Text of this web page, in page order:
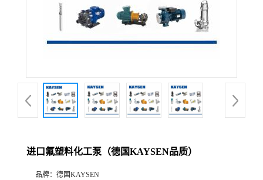
进口氟塑料化工泵（德国KAYSEN品质）
品牌： 德国KAYSEN